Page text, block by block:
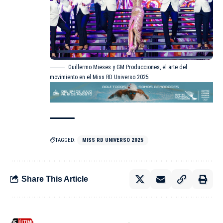
Guillermo Mieses y GM Producciones, el arte del
movimiento en el Miss RD Universo 2025
TAGGED: MISS RD UNIVERSO 2025
Share This Article